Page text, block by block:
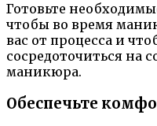
Готовьте
чтобы во время
вас от процесса и
сосредоточиться на
маникюра.
Обеспечьте